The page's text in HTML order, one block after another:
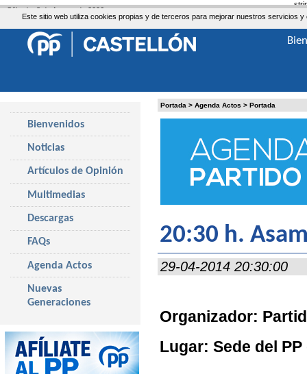
Este sitio web utiliza cookies propias y de terceros para mejorar nuestros servicios
Portada > Agenda Actos > Portada
20:30 h.
29-04-2014 20:30:00
Organizador:
Lugar: Sede del
Bienvenidos
Noticias
Artículos de Opinión
Multimedias
Descargas
FAQs
Agenda Actos
Nuevas
Generaciones
Sábado, 8 de Agosto de 2026